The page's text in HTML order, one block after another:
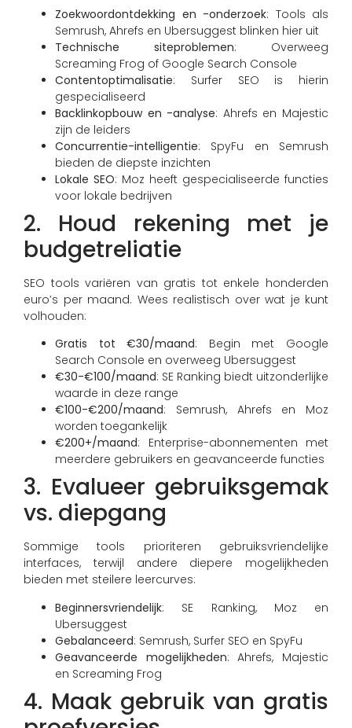
Zoekwoordontdekking en -onderzoek: Tools als
Semrush, Ahrefs en Ubersuggest blinken hier uit
Technische siteproblemen: Overweeg
Screaming Frog of Google Search Console
Contentoptimalisatie: Surfer SEO is hierin
gespecialiseerd
Backlinkopbouw en -analyse: Ahrefs en Majestic
zijn de leiders
Concurrentie-intelligentie: SpyFu en Semrush
bieden de diepste inzichten
Lokale SEO: Moz heeft gespecialiseerde functies
voor lokale bedrijven
2. Houd rekening met je
budgetreliatie
SEO tools variëren van gratis tot enkele honderden
euro’s per maand. Wees realistisch over wat je kunt
volhouden:
Gratis tot €30/maand: Begin met Google
Search Console en overweeg Ubersuggest
€30-€100/maand: SE Ranking biedt uitzonderlijke
waarde in deze range
€100-€200/maand: Semrush, Ahrefs en Moz
worden toegankelijk
€200+/maand: Enterprise-abonnementen met
meerdere gebruikers en geavanceerde functies
3. Evalueer gebruiksgemak
vs. diepgang
Sommige tools prioriteren gebruiksvriendelijke
interfaces, terwijl andere diepere mogelijkheden
bieden met steilere leercurves:
Beginnersvriendelijk: SE Ranking, Moz en
Ubersuggest
Gebalanceerd: Semrush, Surfer SEO en SpyFu
Geavanceerde mogelijkheden: Ahrefs, Majestic
en Screaming Frog
4. Maak gebruik van gratis